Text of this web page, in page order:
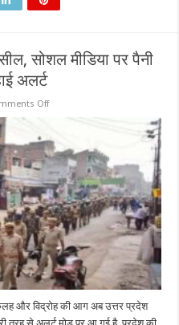
सोशल मीडिया पर पैनी
अलर्ट
Offon
यूपी
की
सीमाएं
सील,
सोशल
मीडिया
पर
पैनी
नजर,
डीजीपी
ने
जारी
किया
हाई
अलर्ट
और विद्रोह की आग अब उत्तर प्रदेश